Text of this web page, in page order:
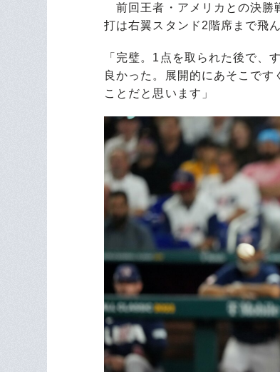
前回王者・アメリカとの決勝
打は右翼スタンド2階席まで飛
「完璧。1点を取られた後で、
良かった。展開的にあそこで
ことだと思います」